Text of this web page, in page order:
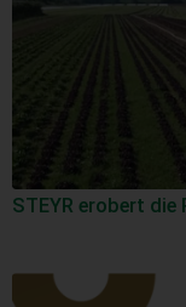
STEYR erobert die